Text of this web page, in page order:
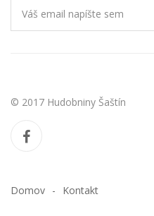
© 2017 Hudobniny Šaštín
Domov Kontakt